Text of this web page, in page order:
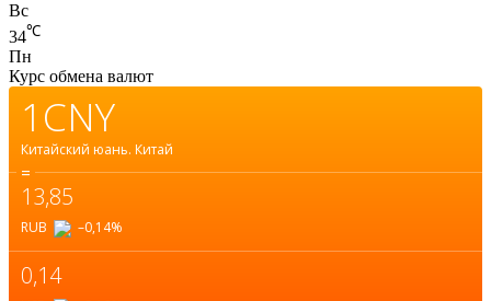
Вс
34℃
Пн
Курс обмена валют
1CNY
Китайский юань. Китай
=
13,85
RUB –0,14%
0,14